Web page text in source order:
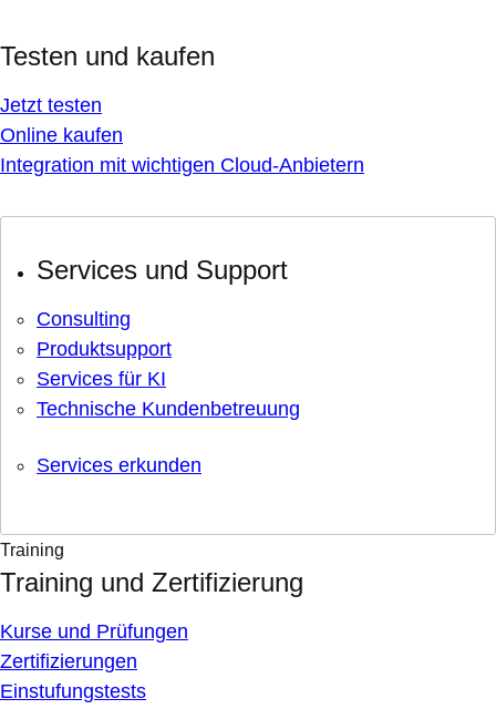
Testen und kaufen
Jetzt testen
Online kaufen
Integration mit wichtigen Cloud-Anbietern
Services und Support
Consulting
Produktsupport
Services für KI
Technische Kundenbetreuung
Services erkunden
Training
Training und Zertifizierung
Kurse und Prüfungen
Zertifizierungen
Einstufungstests